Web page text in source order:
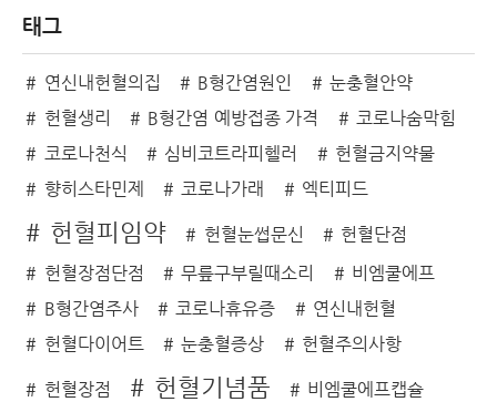
태그
연신내헌혈의집 B형간염원인
눈충혈안약
헌혈생리
B형간염 예방접종 가격
코로나숨막힘
코로나천식
심비코트라피헬러
헌혈금지약물
향히스타민제
코로나가래 엑티피드
헌혈피임약 헌혈눈썹문신
헌혈단점
헌혈장점단점
무릎구부릴때소리
비엠쿨에프
B형간염주사
코로나휴유증
연신내헌혈
헌혈다이어트
눈충혈증상 헌혈주의사항
헌혈장점 헌혈기념품
비엠쿨에프캡슐